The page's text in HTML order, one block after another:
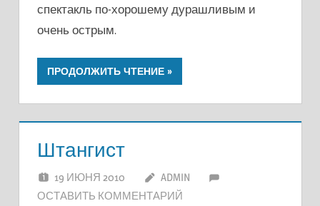
спектакль по-хорошему дурашливым и
очень острым.
ПРОДОЛЖИТЬ ЧТЕНИЕ
Штангист
19 ИЮНЯ 2010
ADMIN
ОСТАВИТЬ КОММЕНТАРИЙ